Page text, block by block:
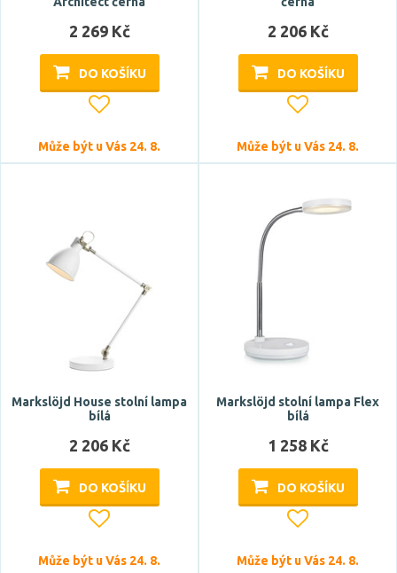
2 269 Kč
DO KOŠÍKU
Může být u Vás 24. 8.
2 206 Kč
DO KOŠÍKU
Může být u Vás 24. 8.
Markslöjd House stolní lampa
bílá
2 206 Kč
DO KOŠÍKU
Může být u Vás 24. 8.
Markslöjd stolní lampa Flex
bílá
1 258 Kč
DO KOŠÍKU
Může být u Vás 24. 8.